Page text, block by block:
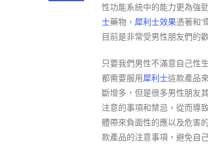
性功能系統中的能力更為強
士藥物， 犀利士效果憑著和‘
目前是非常受男性朋友們的
只要我們男性不滿意自己性
都需要服用犀利士這款產品
斷增多，但是很多男性朋友
注意的事項和禁忌，從而導
體帶來負面性的應以及危害
款產品的注意事項，避免自